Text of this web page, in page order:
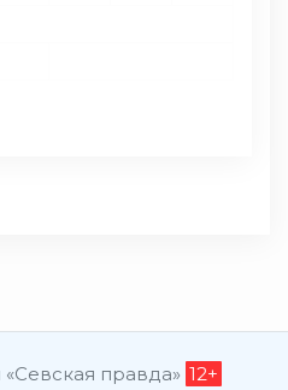
правда» 12+